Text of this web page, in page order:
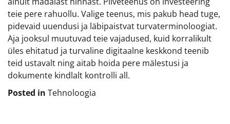
teie pere rahuollu. Valige teenus, mis pakub head tuge,
pidevaid uuendusi ja läbipaistvat turvaterminoloogiat.
Aja jooksul muutuvad teie vajadused, kuid korralikult
üles ehitatud ja turvaline digitaalne keskkond teenib
teid ustavalt ning aitab hoida pere mälestusi ja
dokumente kindlalt kontrolli all.
Posted in Tehnoloogia